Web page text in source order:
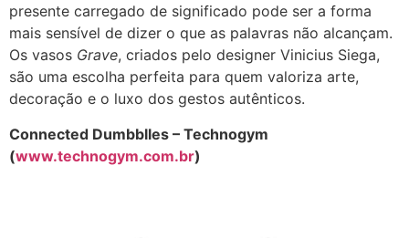
presente carregado de significado pode ser a forma
mais sensível de dizer o que as palavras não alcançam.
Os vasos Grave, criados pelo designer Vinicius Siega,
são uma escolha perfeita para quem valoriza arte,
decoração e o luxo dos gestos autênticos.
Connected Dumbblles – Technogym
(www.technogym.com.br)